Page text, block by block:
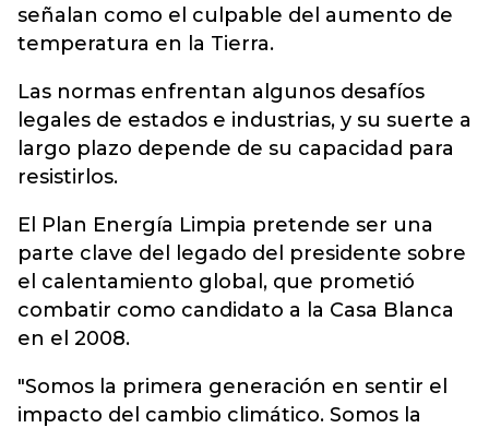
señalan como el culpable del aumento de
temperatura en la Tierra.
Las normas enfrentan algunos desafíos
legales de estados e industrias, y su suerte a
largo plazo depende de su capacidad para
resistirlos.
El Plan Energía Limpia pretende ser una
parte clave del legado del presidente sobre
el calentamiento global, que prometió
combatir como candidato a la Casa Blanca
en el 2008.
"Somos la primera generación en sentir el
impacto del cambio climático. Somos la